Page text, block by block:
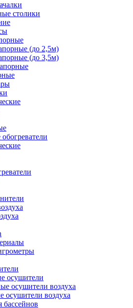
столики
(до 2,5м)
(до 3,5м)
осушители
осушители воздуха
осушители воздуха